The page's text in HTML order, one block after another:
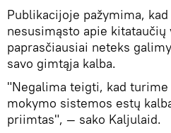
Publikacijoje pažymima,
nesusimąsto apie
paprasčiausiai neteks
savo gimtąja kalba.
"Negalima teigti, kad
mokymo sistemos estų
priimtas", — sako Kaljulaid.